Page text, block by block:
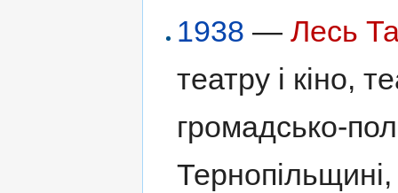
1938 —Лесь
театру і кіно,
громадсько-